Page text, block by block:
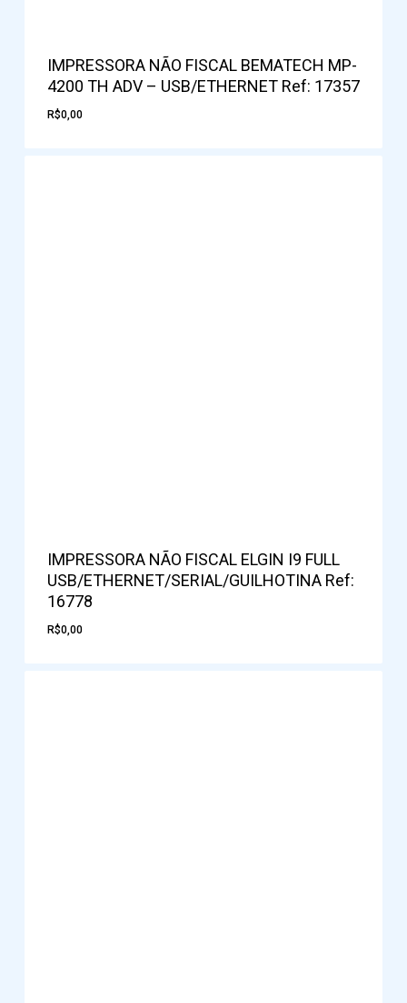
IMPRESSORA NÃO FISCAL BEMATECH MP-
4200 TH ADV – USB/ETHERNET Ref: 17357
R$0,00
IMPRESSORA NÃO FISCAL ELGIN I9 FULL
USB/ETHERNET/SERIAL/GUILHOTINA Ref:
16778
R$0,00